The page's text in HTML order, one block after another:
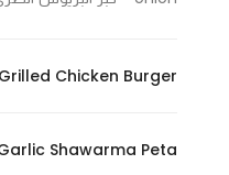
Grilled Chicken Burger
Shawarma Peta
In order for